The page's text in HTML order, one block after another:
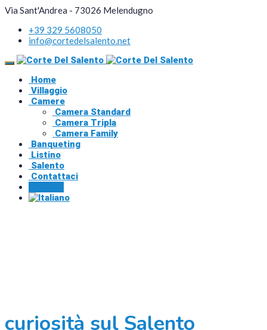
Via Sant'Andrea - 73026 Melendugno
+39 329 5608050
info@cortedelsalento.net
Home
Villaggio
Camere
Camera Standard
Camera Tripla
Camera Family
Banqueting
Listino
Salento
Contattaci
curiosità sul Salento